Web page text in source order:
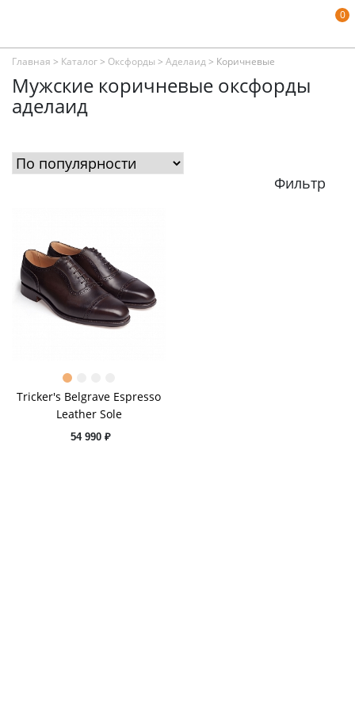
0
Главная > Каталог> Оксфорды > Аделаид> Коричневые
Мужские коричневые оксфорды
аделаид
Фильтр
Tricker's Belgrave Espresso
Leather Sole
54 990 ₽